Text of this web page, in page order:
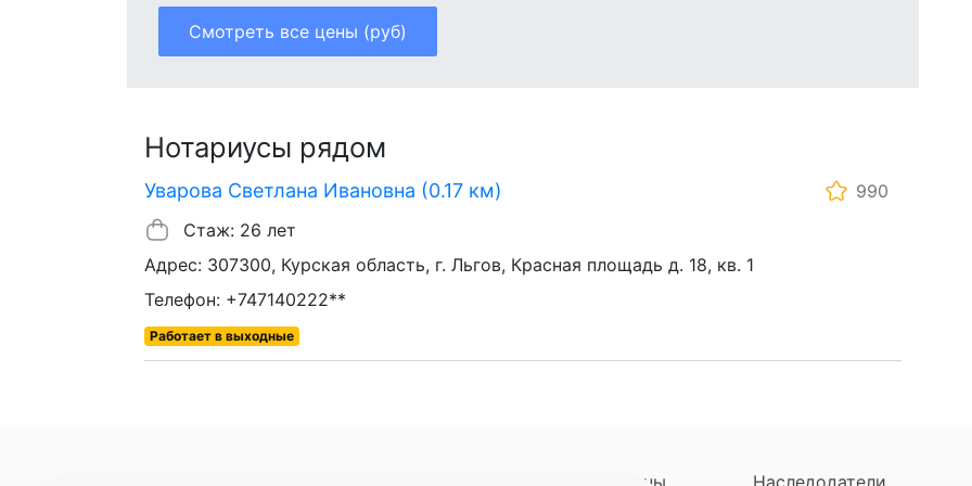
Смотреть все цены (руб)
Нотариусы рядом
Уварова Светлана Ивановна (0.17 км)
990
Стаж: 26 лет
Адрес: 307300, Курская область, г. Льгов, Красная площадь д. 18, кв. 1
Телефон: +747140222**
Работает в выходные
Регионы Наследодатели